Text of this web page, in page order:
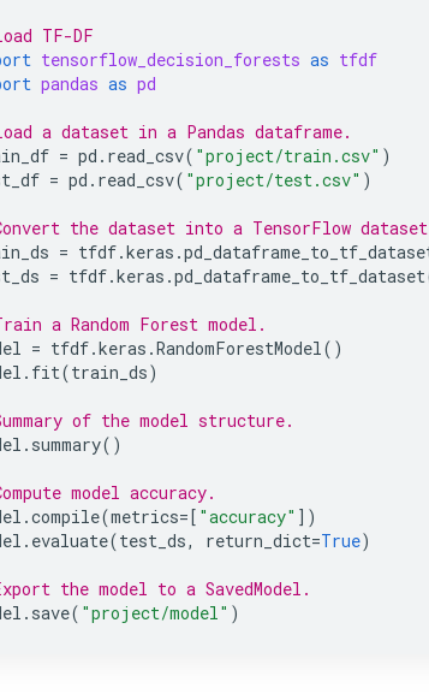
TF-DF
tensorflow_decision_forests as tfdf
pandas as pd
a dataset in a Pandas dataframe.
= pd . read_csv( "project/train.csv" )
= pd . read_csv( "project/test.csv" )
the dataset into a TensorFlow
= tfdf.keras .
= tfdf.keras .pd_dataframe_to_tf_dataset
a Random Forest model.
= tfdf.keras .RandomForestModel()
. fit(train_ds)
of the model structure.
. summary()
model accuracy.
.compile(metrics=[ "accuracy" ])
. evaluate(test_ds, return_dict=True)
the model to a SavedModel.
. save( "project/model" )